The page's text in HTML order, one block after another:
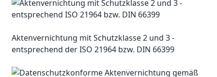
Aktenvernichtung mit Schutzklasse 2 und 3 -
entsprechend der ISO 21964 bzw. DIN 66399